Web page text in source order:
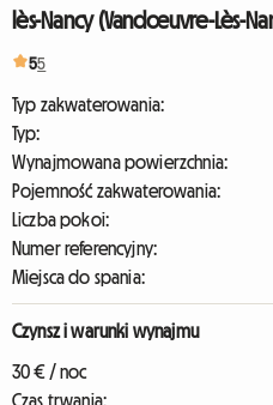
lès-Nancy (Vandœuvre-Lès-
55
Typ zakwaterowania:
Typ:
Wynajmowana powierzchnia:
Pojemność zakwaterowania:
Liczba pokoi:
Numer referencyjny:
Miejsca do spania:
Czynsz i warunki wynajmu
30 € / noc
Czas trwania: